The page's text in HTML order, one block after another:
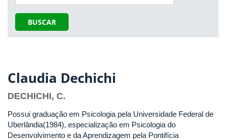
BUSCAR
Claudia Dechichi
DECHICHI, C.
Possui graduação em Psicologia pela Universidade Federal de
Uberlândia(1984), especialização em Psicologia do
Desenvolvimento e da Aprendizagem pela Pontifícia